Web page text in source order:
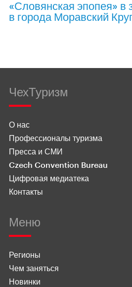
«Словянская эпопея» в
в города Моравский
ЧехТуризм
О нас
Профессионалы туризма
Пресса и СМИ
Czech Convention Bureau
Цифровая медиатека
Контакты
Меню
Регионы
Чем заняться
Новинки